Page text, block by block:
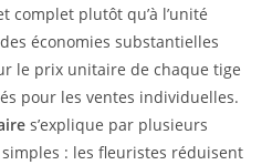
complet plutôt qu’à l’unité
économies substantielles
le prix unitaire de chaque tige
pour les ventes individuelles.
s’explique par plusieurs
: les fleuristes réduisent